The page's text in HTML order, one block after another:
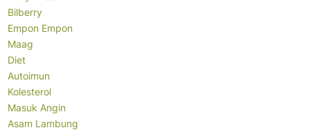
Bilberry
Empon Empon
Maag
Diet
Autoimun
Kolesterol
Masuk Angin
Asam Lambung